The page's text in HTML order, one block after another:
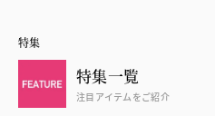
特集
特集一覧
注目アイテムをご紹介